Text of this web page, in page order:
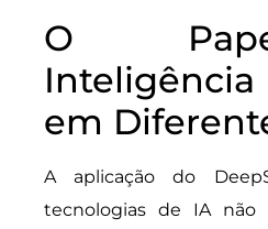
O
em
A aplicação do
tecnologias de IA não